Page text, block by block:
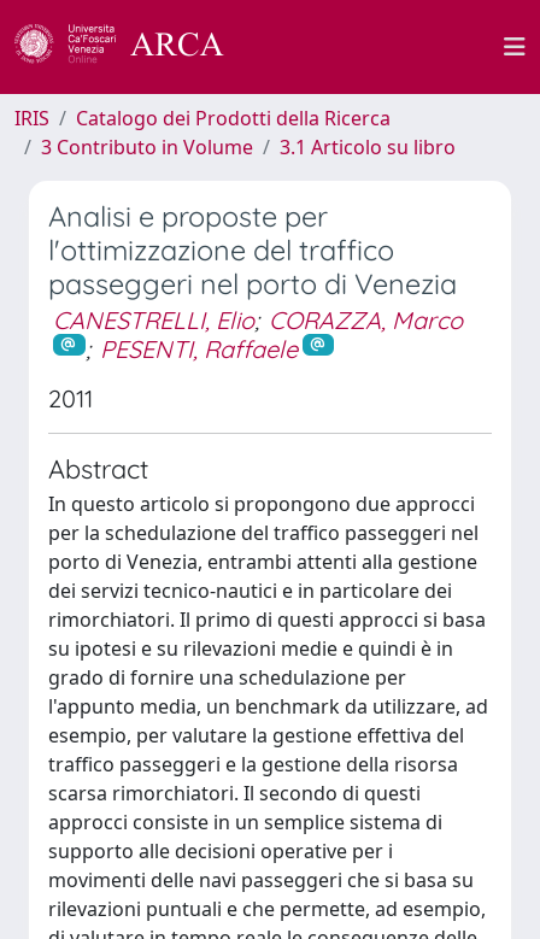
IRIS
Catalogo dei Prodotti della Ricerca
3 Contributo in Volume
3.1 Articolo su libro
Analisi e proposte per
l'ottimizzazione del traffico
passeggeri nel porto di Venezia
CANESTRELLI, Elio; CORAZZA, Marco
; PESENTI, Raffaele
2011
Abstract
In questo articolo si propongono due approcci
per la schedulazione del traffico passeggeri nel
porto di Venezia, entrambi attenti alla gestione
dei servizi tecnico-nautici e in particolare dei
rimorchiatori. Il primo di questi approcci si basa
su ipotesi e su rilevazioni medie e quindi è in
grado di fornire una schedulazione per
l'appunto media, un benchmark da utilizzare, ad
esempio, per valutare la gestione effettiva del
traffico passeggeri e la gestione della risorsa
scarsa rimorchiatori. Il secondo di questi
approcci consiste in un semplice sistema di
supporto alle decisioni operative per i
movimenti delle navi passeggeri che si basa su
rilevazioni puntuali e che permette, ad esempio,